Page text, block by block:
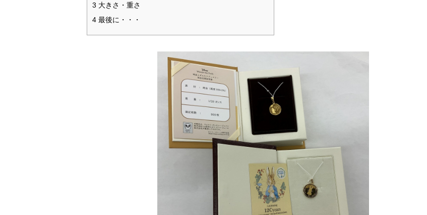
3 大きさ・重さ
4 最後に・・・